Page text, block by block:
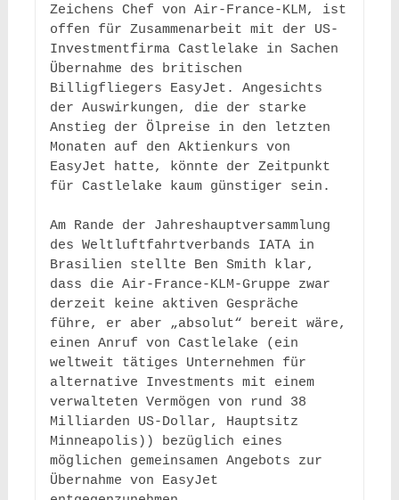
Zeichens Chef von Air-France-KLM, ist
offen für Zusammenarbeit mit der US-
Investmentfirma Castlelake in Sachen
Übernahme des britischen
Billigfliegers EasyJet. Angesichts
der Auswirkungen, die der starke
Anstieg der Ölpreise in den letzten
Monaten auf den Aktienkurs von
EasyJet hatte, könnte der Zeitpunkt
für Castlelake kaum günstiger sein.
Am Rande der Jahreshauptversammlung
des Weltluftfahrtverbands IATA in
Brasilien stellte Ben Smith klar,
dass die Air-France-KLM-Gruppe zwar
derzeit keine aktiven Gespräche
führe, er aber „absolut“ bereit wäre,
einen Anruf von Castlelake (ein
weltweit tätiges Unternehmen für
alternative Investments mit einem
verwalteten Vermögen von rund 38
Milliarden US-Dollar, Hauptsitz
Minneapolis)) bezüglich eines
möglichen gemeinsamen Angebots zur
Übernahme von EasyJet